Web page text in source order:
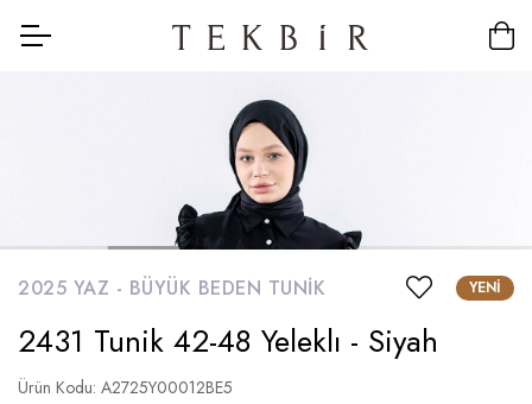
2025 YAZ - BÜYÜK BEDEN TUNIK YENI
2431 Tunik 42-48 Yeleklı - Siyah
Ürün Kodu: A2725Y00012BE5